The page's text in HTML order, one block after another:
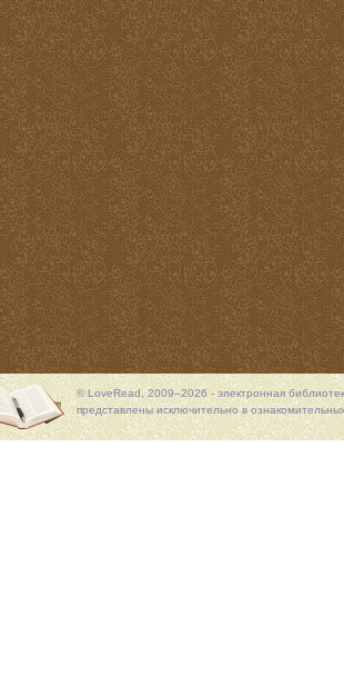
© LoveRead, 2009–2026 - электронная
представлены исключительно в